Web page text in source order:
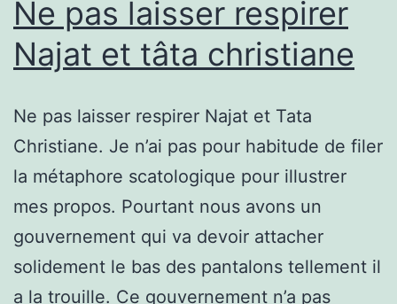
Ne pas laisser respirer
Najat et tâta christiane
Ne pas laisser respirer Najat et Tata
Christiane. Je n’ai pas pour habitude de filer
la métaphore scatologique pour illustrer
mes propos. Pourtant nous avons un
gouvernement qui va devoir attacher
solidement le bas des pantalons tellement il
a la trouille. Ce gouvernement n’a pas